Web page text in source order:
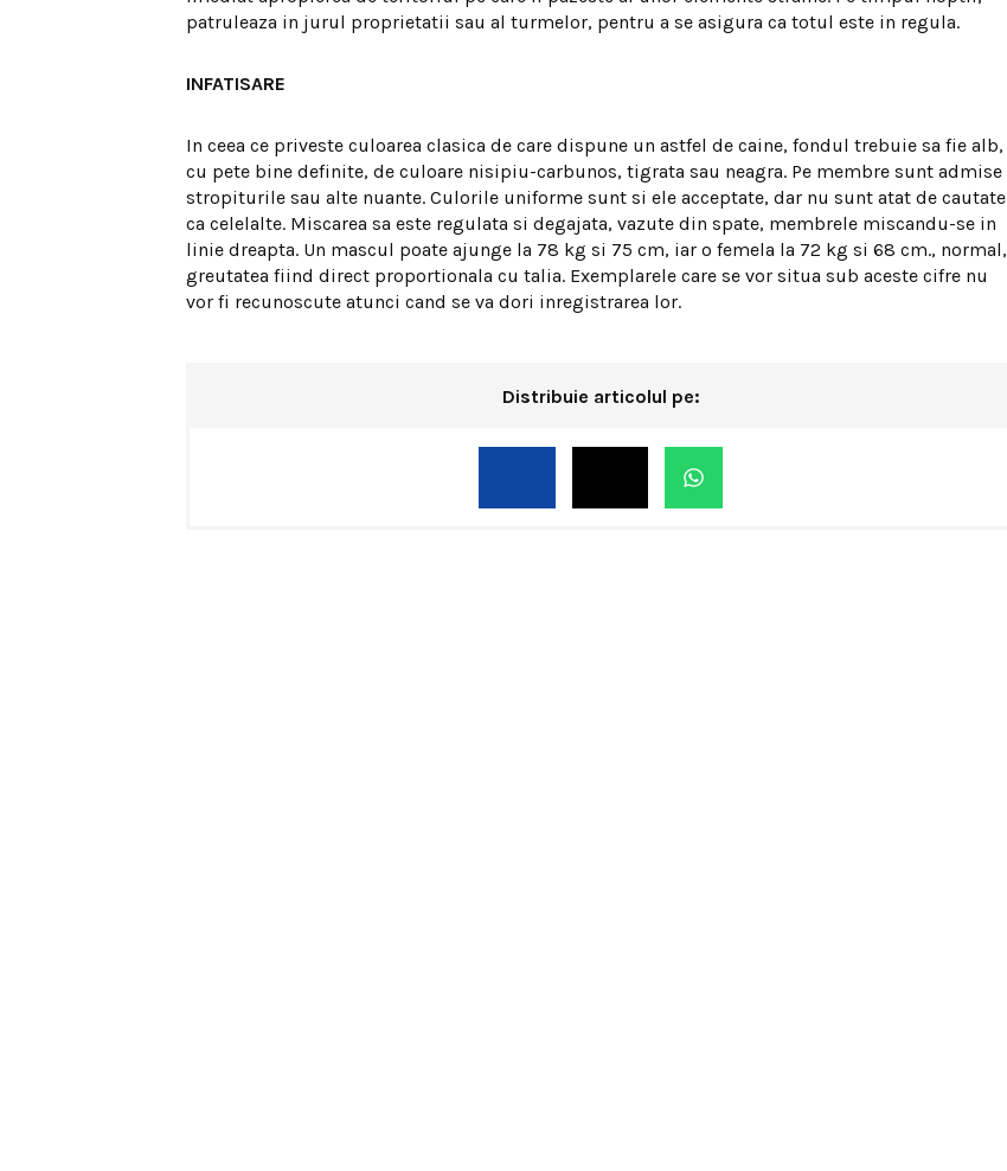
patruleaza in jurul proprietatii sau al turmelor, pentru a se asigura ca totul este in regula.
INFATISARE
In ceea ce priveste culoarea clasica de care dispune un astfel de caine, fondul trebuie sa fie alb,
cu pete bine definite, de culoare nisipiu-carbunos, tigrata sau neagra. Pe membre sunt admise
stropiturile sau alte nuante. Culorile uniforme sunt si ele acceptate, dar nu sunt atat de cautate
ca celelalte. Miscarea sa este regulata si degajata, vazute din spate, membrele miscandu-se in
linie dreapta. Un mascul poate ajunge la 78 kg si 75 cm, iar o femela la 72 kg si 68 cm., normal,
greutatea fiind direct proportionala cu talia. Exemplarele care se vor situa sub aceste cifre nu
vor fi recunoscute atunci cand se va dori inregistrarea lor.
Distribuie articolul pe: